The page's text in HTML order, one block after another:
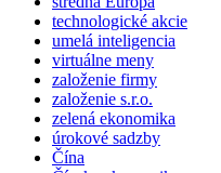
technologické akcie
umelá inteligencia
virtuálne meny
založenie firmy
založenie s.r.o.
zelená ekonomika
úrokové sadzby
Čína